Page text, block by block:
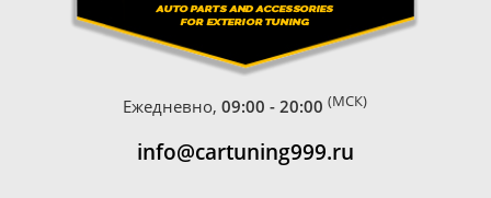
Ежедневно,09:00 - 20:00 (МСК)
info@cartuning999.ru